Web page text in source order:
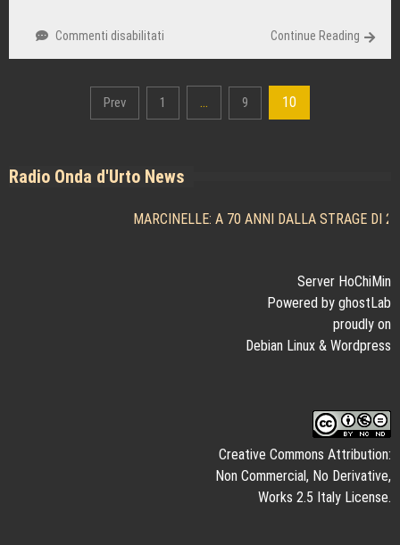
Commenti disabilitati
in
migliaia
Continue Reading
Navigazione
Prev 1 … 9 10
Radio Onda d'Urto News
MARCINELLE: A 70 ANNI DALLA STRAGE DI
Server HoChiMin
Powered by ghostLab
proudly on
Debian Linux & Wordpress
Creative Commons Attribution:
Non Commercial, No Derivative,
Works 2.5 Italy License.